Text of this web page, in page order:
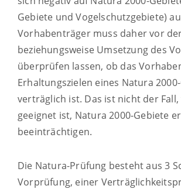
Gebiete und Vogelschutzgebiete)
Vorhabenträger muss daher vor
beziehungsweise Umsetzung des
überprüfen lassen, ob das
Erhaltungszielen eines Natura
verträglich ist. Das ist nicht der Fall,
geeignet ist, Natura 2000-Gebiete
beeinträchtigen.
Die Natura-Prüfung besteht aus 3
Vorprüfung, einer